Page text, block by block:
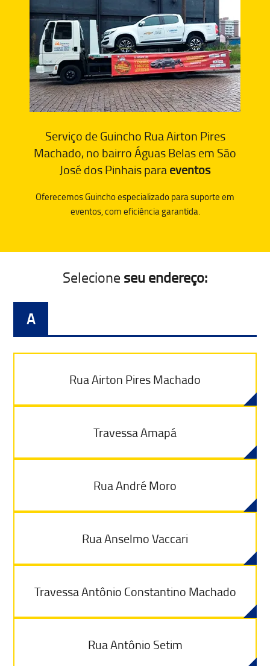
Serviço de Guincho Rua Airton Pires
Machado, no bairro Águas Belas em São
José dos Pinhais paraeventos
Oferecemos Guincho especializado para suporte em
eventos, com eficiência garantida.
Selecione seu endereço:
A
Rua Airton Pires Machado
Travessa Amapá
Rua André Moro
Rua Anselmo Vaccari
Travessa Antônio Constantino Machado
Rua Antônio Setim